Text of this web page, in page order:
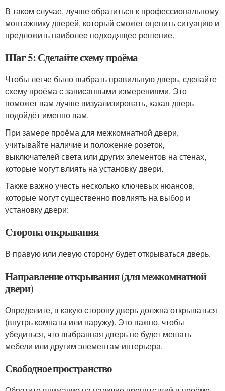
В таком случае, лучше обратиться к профессиональному
монтажнику дверей, который сможет оценить ситуацию и
предложить наиболее подходящее решение.
Шаг 5: Сделайте схему проёма
Чтобы легче было выбрать правильную дверь, сделайте
схему проёма с записанными измерениями. Это
поможет вам лучше визуализировать, какая дверь
подойдёт именно вам.
При замере проёма для межкомнатной двери,
учитывайте наличие и положение розеток,
выключателей света или других элементов на стенах,
которые могут влиять на установку двери.
Также важно учесть несколько ключевых нюансов,
которые могут существенно повлиять на выбор и
установку двери:
Сторона открывания
В правую или левую сторону будет открываться дверь.
Направление открывания (для межкомнатной
двери)
Определите, в какую сторону дверь должна открываться
(внутрь комнаты или наружу). Это важно, чтобы
убедиться, что выбранная дверь не будет мешать
мебели или другим элементам интерьера.
Свободное пространство